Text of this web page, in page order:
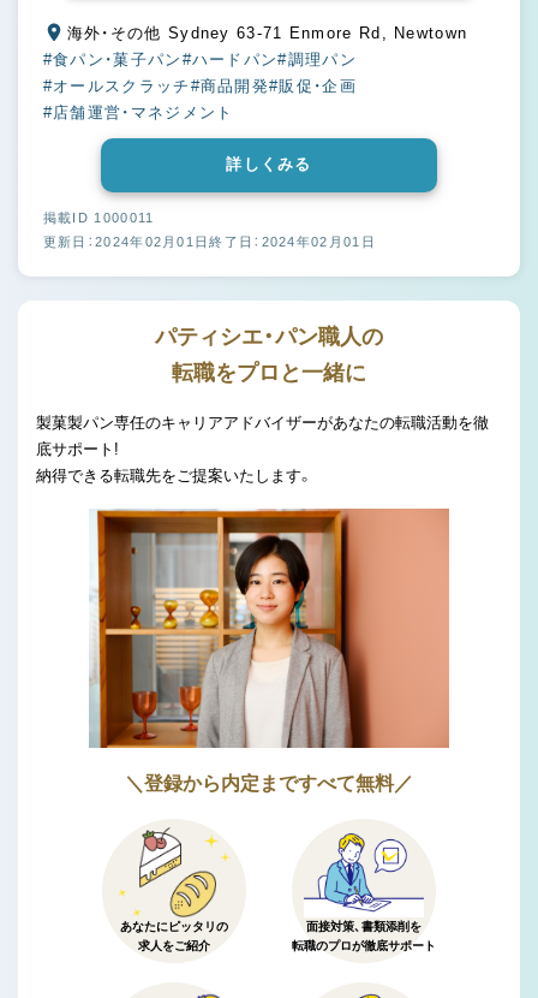
海外・その他 Sydney 63-71 Enmore Rd, Newtown
#食パン・菓子パン #ハードパン#調理パン
#オールスクラッチ #商品開発#販促・企画
#店舗運営・マネジメント
詳しくみる
掲載ID 1000011
更新日：2024年02月01日終了日：2024年02月01日
パティシエ・パン職人の
転職をプロと一緒に
製菓製パン専任のキャリアアドバイザーがあなたの転職活動を徹
底サポート!
納得できる転職先をご提案いたします。
＼登録から内定まですべて無料／
あなたにピッタリの
求人をご紹介
面接対策、書類添削を
転職のプロが徹底サポート